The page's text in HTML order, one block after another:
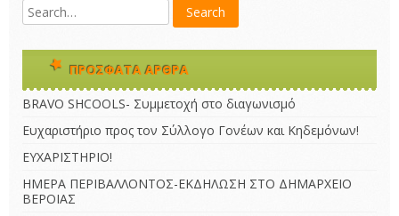
ΠΡΌΣΦΑΤΑ ΆΡΘΡΑ
BRAVO SHCOOLS- Συμμετοχή στο διαγωνισμό
Ευχαριστήριο προς τον Σύλλογο Γονέων και Κηδεμόνων!
ΕΥΧΑΡΙΣΤΗΡΙΟ!
ΗΜΕΡΑ ΠΕΡΙΒΑΛΛΟΝΤΟΣ-ΕΚΔΗΛΩΣΗ ΣΤΟ ΔΗΜΑΡΧΕΙΟ
ΒΕΡΟΙΑΣ